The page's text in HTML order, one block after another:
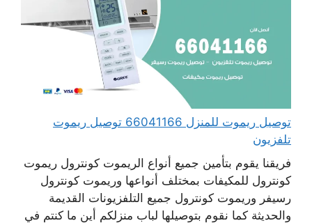
توصيل ريموت للمنزل 66041166 توصيل ريموت
تلفزيون
فريقنا يقوم بتأمين جميع أنواع الريموت كونترول ريموت
كونترول للمكيفات بمختلف أنواعها وريموت كونترول
رسيفر وريموت كونترول جميع التلفزيونات القديمة
والحديثة كما نقوم بتوصيلها لباب منزلكم أين ما كنتم في